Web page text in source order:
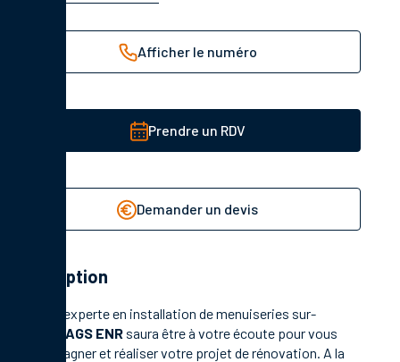
Afficher le numéro
Prendre un RDV
Demander un devis
Description
Société experte en installation de menuiseries sur-
AGS ENR saura être à votre écoute pour vous
accompagner et réaliser votre projet de rénovation. A la